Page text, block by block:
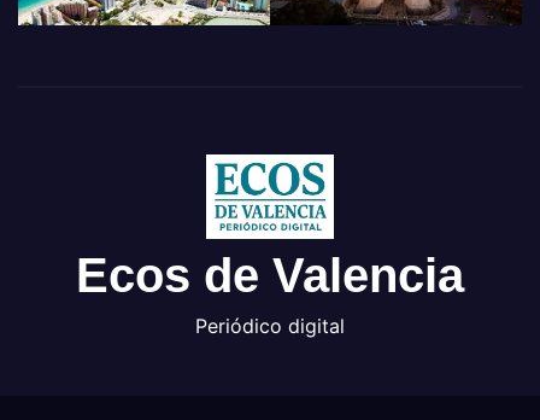
Ecos de Valencia
Periódico digital